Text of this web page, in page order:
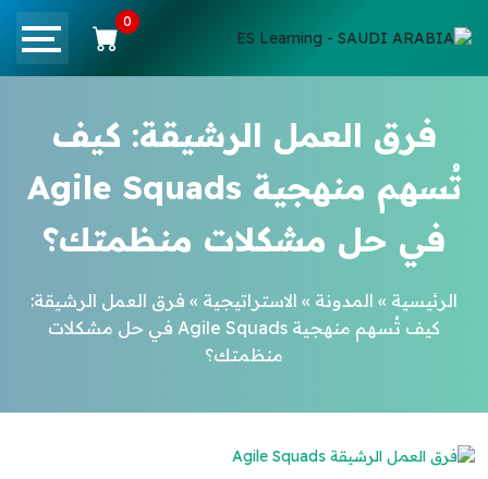
0
فرق العمل الرشيقة: كيف
تُسهم منهجية Agile Squads
في حل مشكلات منظمتك؟
الرئيسية » المدونة » الاستراتيجية » فرق العمل الرشيقة:
كيف تُسهم منهجية Agile Squads في حل مشكلات
منظمتك؟